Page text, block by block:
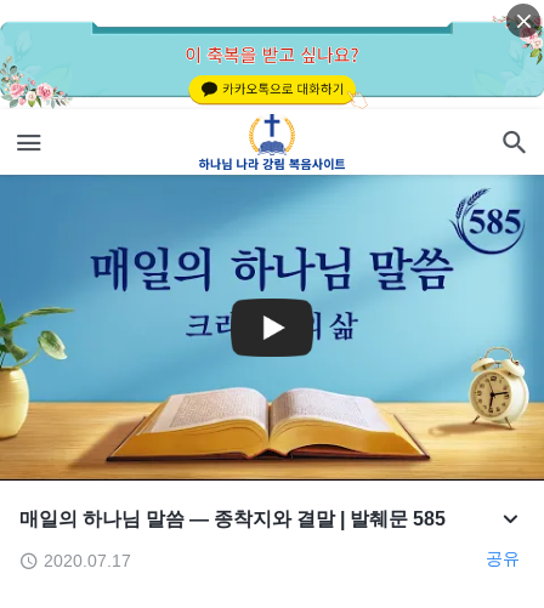
매일의 하나님 말씀 ― 종착지와 결말 | 발췌문 585
2020.07.17 공유